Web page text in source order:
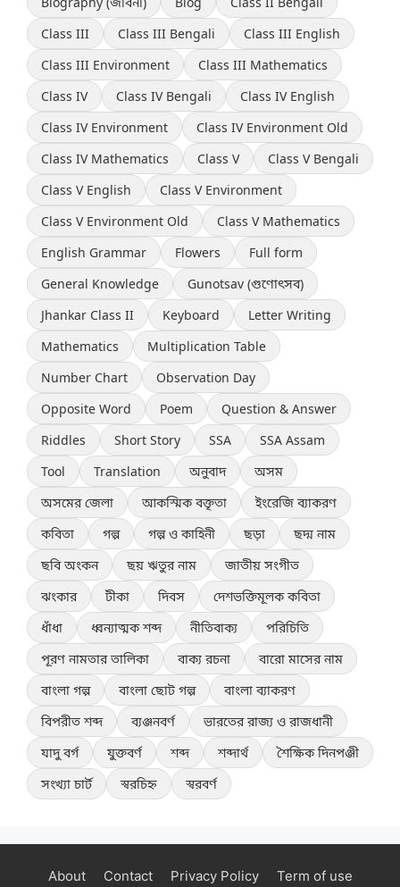
Class III
Class III Bengali
Class III English
Class III Environment
Class III Mathematics
Class IV
Class IV Bengali
Class IV English
Class IV Environment
Class IV Environment Old
Class IV Mathematics
Class V
Class V Bengali
Class V English
Class V Environment
Class V Environment Old
Class V Mathematics
English Grammar
Flowers
Full form
General Knowledge
Gunotsav (গুণোৎসব)
Jhankar Class II
Keyboard
Letter Writing
Mathematics
Multiplication Table
Number Chart
Observation Day
Opposite Word
Poem
Question & Answer
Riddles
Short Story SSA
SSA Assam
Tool
Translation অনুবাদ
অসম
অসমের জেলা
আকস্মিক বক্তৃতা
ইংরেজি ব্যাকরণ
কবিতা
গল্প গল্প ও কাহিনী ছড়া
ছদ্ম নাম
ছবি অংকন
ছয় ঋতুর নাম
জাতীয় সংগীত
ঝংকার
টীকা দিবস
দেশভক্তিমূলক কবিতা
ধাঁধা
ধ্বন্যাত্মক শব্দ নীতিবাক্য
পরিচিতি
পূরণ নামতার তালিকা
বাক্য রচনা
বারো মাসের নাম
বাংলা গল্প
বাংলা ছোট গল্প
বাংলা ব্যাকরণ
বিপরীত শব্দ
ব্যঞ্জনবর্ণ
ভারতের রাজ্য ও রাজধানী
যাদু বর্গ
যুক্তবর্ণ শব্দ শব্দার্থ
শৈক্ষিক দিনপঞ্জী
সংখ্যা চার্ট
স্বরচিহ্ন স্বরবর্ণ
About Contact Privacy Policy Term of use